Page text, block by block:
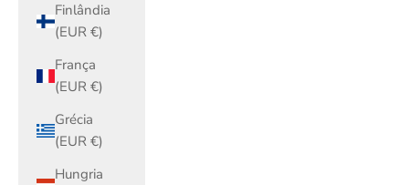
Finlândia
(EUR €)
França
(EUR €)
Grécia
(EUR €)
Hungria